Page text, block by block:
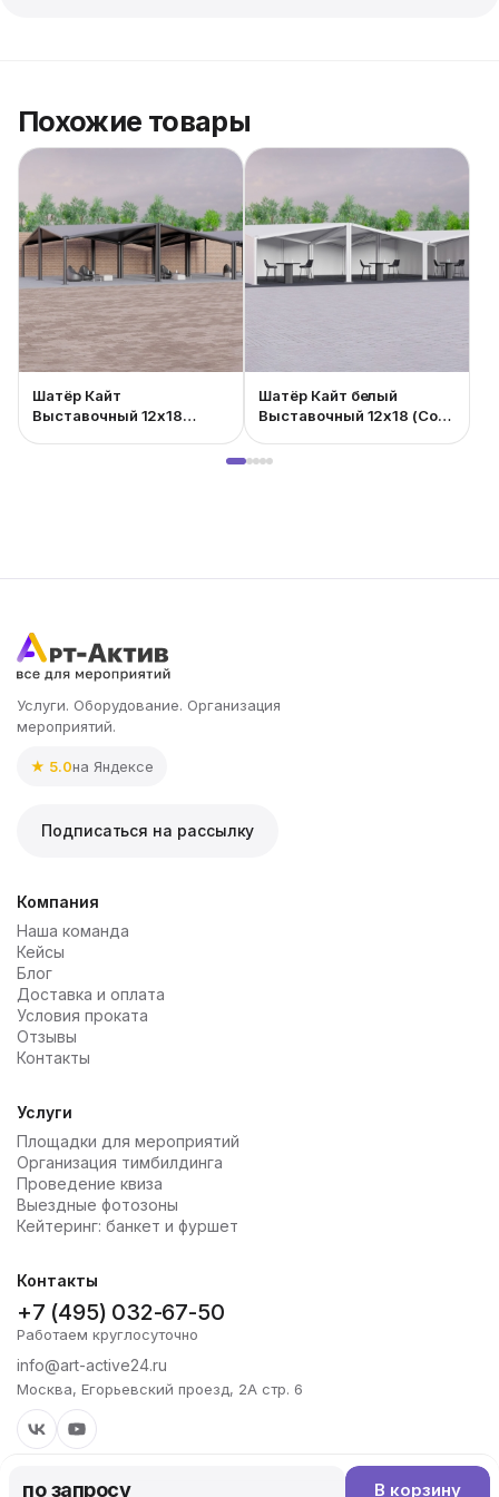
по запросу В корзину
Похожие товары
Шатёр Кайт
Выставочный 12x18
Шатёр Кайт белый
Выставочный 12x18 (Со
Услуги. Оборудование. Организация
мероприятий.
★ 5.0на Яндексе
Подписаться на рассылку
Компания
Наша команда
Кейсы
Блог
Доставка и оплата
Условия проката
Отзывы
Контакты
Услуги
Площадки для мероприятий
Организация тимбилдинга
Проведение квиза
Выездные фотозоны
Кейтеринг: банкет и фуршет
Контакты
+7 (495) 032-67-50
Работаем круглосуточно
info@art-active24.ru
Москва, Егорьевский проезд, 2А стр. 6